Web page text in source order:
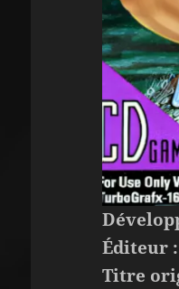
Éditeur :
Titre